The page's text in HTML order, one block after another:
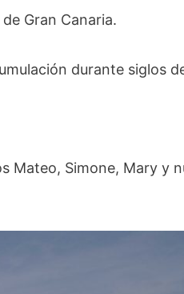
Gran Canaria.
durante siglos
Mateo, Simone, Mary y